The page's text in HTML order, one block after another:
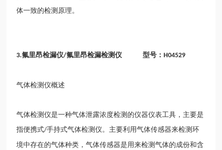
体一致的检测原理。
3.氟里昂检漏仪/氟里昂检漏检测仪 型号：H04529
气体检测仪概述
气体检测仪是一种气体泄露浓度检测的仪器仪表工具，主要是
指便携式/手持式气体检测仪。主要利用气体传感器来检测环
境中存在的气体种类，气体传感器是用来检测气体的成份和含